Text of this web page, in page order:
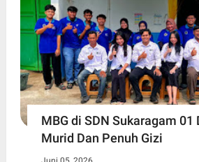
MBG di SDN Sukaragam 01
Murid Dan Penuh Gizi